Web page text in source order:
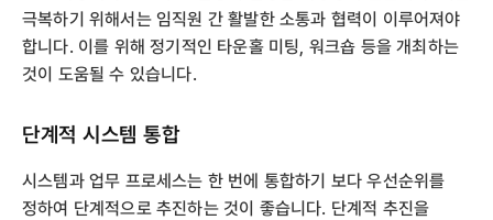
극복하기 위해서는 임직원 간 활발한 소통과 협력이 이루어져야
합니다. 이를 위해 정기적인 타운홀 미팅, 워크숍 등을 개최하는
것이 도움될 수 있습니다.
단계적 시스템 통합
시스템과 업무 프로세스는 한 번에 통합하기 보다 우선순위를
정하여 단계적으로 추진하는 것이 좋습니다. 단계적 추진을